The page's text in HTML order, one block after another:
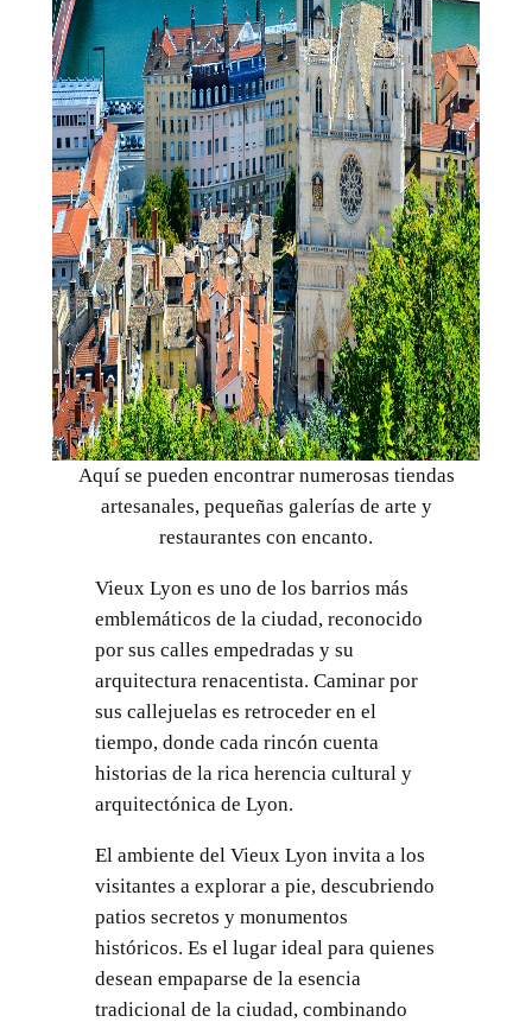
Aquí se pueden encontrar numerosas tiendas
artesanales, pequeñas galerías de arte y
restaurantes con encanto.
Vieux Lyon es uno de los barrios más
emblemáticos de la ciudad, reconocido
por sus calles empedradas y su
arquitectura renacentista. Caminar por
sus callejuelas es retroceder en el
tiempo, donde cada rincón cuenta
historias de la rica herencia cultural y
arquitectónica de Lyon.
El ambiente del Vieux Lyon invita a los
visitantes a explorar a pie, descubriendo
patios secretos y monumentos
históricos. Es el lugar ideal para quienes
desean empaparse de la esencia
tradicional de la ciudad, combinando